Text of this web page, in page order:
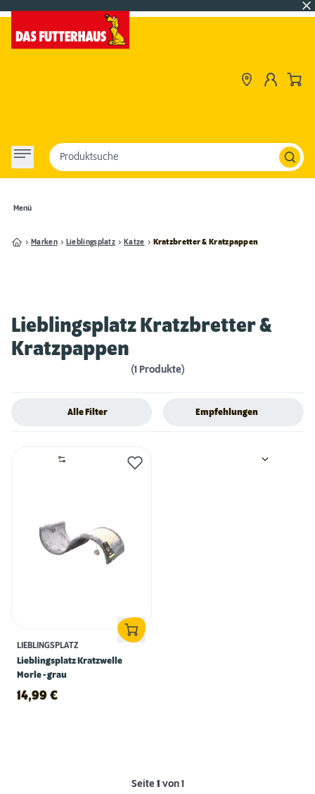
Menü
Produktsuche
Marken Lieblingsplatz Katze Kratzbretter & Kratzpappen
Lieblingsplatz Kratzbretter &
Kratzpappen
(1 Produkte)
Alle Filter Empfehlungen
LIEBLINGSPLATZ
Lieblingsplatz Kratzwelle
Morle - grau
14,99 €
Seite1 von 1